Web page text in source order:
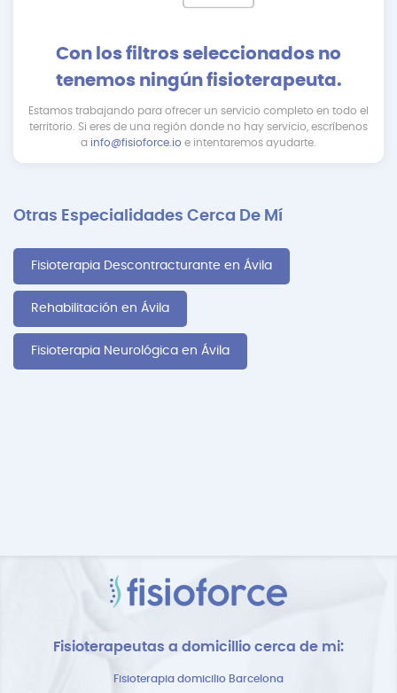
Con los filtros seleccionados no
tenemos ningún fisioterapeuta.
Estamos trabajando para ofrecer un servicio completo en todo el
territorio. Si eres de una región donde no hay servicio, escríbenos
a info@fisioforce.io e intentaremos ayudarte.
Otras Especialidades Cerca De Mí
Fisioterapia Descontracturante en Ávila
Rehabilitación en Ávila
Fisioterapia Neurológica en Ávila
Fisioterapeutas a domicillio cerca de mi:
Fisioterapia domicilio Barcelona